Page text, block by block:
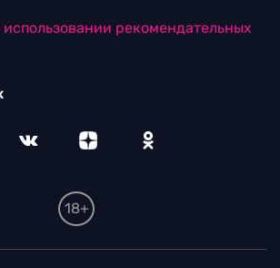
рекомендательных
18+